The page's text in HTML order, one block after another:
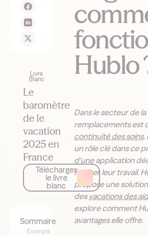
Livre
Blanc
Le
baromètre
de le
vacation
2025 en
France
Télécharger
le livre
blanc
Sommaire
Example
Hublo
Dans le secteur de
remplacements est
continuité des soins.
un rôle clé dans ce
d'une application
faciliter leur travail.
propose une
desvacations des
explore comment
avantages elle offre.